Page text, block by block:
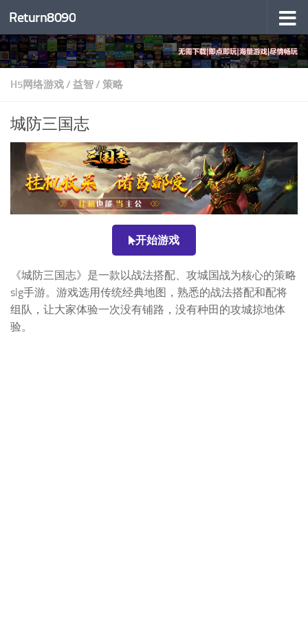
跳至内容
Return8090
H5网络游戏/ 益智/ 策略
城防三国志
开始游戏
《城防三国志》是一款以战法搭配、攻城国战为核心的策略
slg手游。游戏选用传统经典地图，熟悉的战法搭配和配将
组队，让大家体验一次没有铺路，没有种田的攻城掠地体
验。